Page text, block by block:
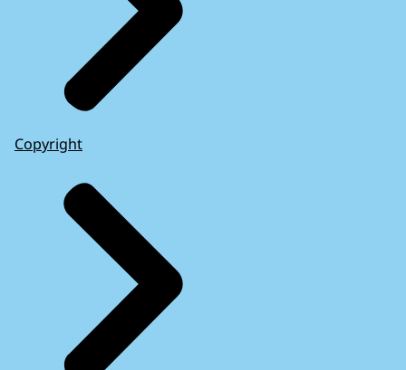
Copyright